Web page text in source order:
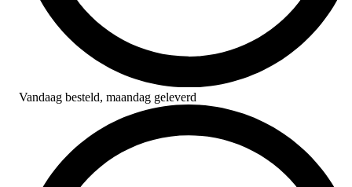
Vandaag besteld, maandag geleverd